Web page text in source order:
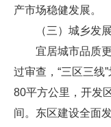
产市场稳健发展。
（三）城乡发
宜居城市品质
过审查，“三区三线
80平方公里，开发
间。东区建设全面